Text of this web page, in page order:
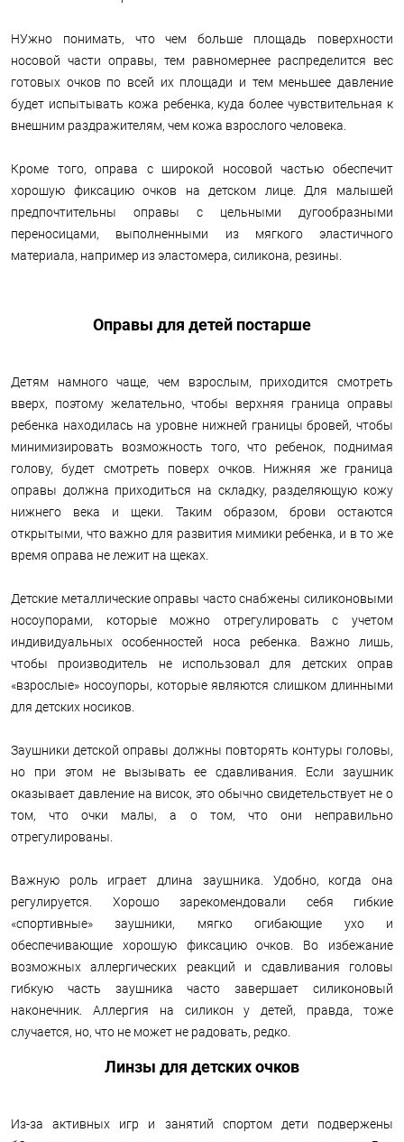
НУжно понимать, что чем больше площадь поверхности
носовой части оправы, тем равномернее распределится вес
готовых очков по всей их площади и тем меньшее давление
будет испытывать кожа ребенка, куда более чувствительная к
внешним раздражителям, чем кожа взрослого человека.
Кроме того, оправа с широкой носовой частью обеспечит
хорошую фиксацию очков на детском лице. Для малышей
предпочтительны оправы с цельными дугообразными
переносицами, выполненными из мягкого эластичного
материала, например из эластомера, силикона, резины.
Оправы для детей постарше
Детям намного чаще, чем взрослым, приходится смотреть
вверх, поэтому желательно, чтобы верхняя граница оправы
ребенка находилась на уровне нижней границы бровей, чтобы
минимизировать возможность того, что ребенок, поднимая
голову, будет смотреть поверх очков. Нижняя же граница
оправы должна приходиться на складку, разделяющую кожу
нижнего века и щеки. Таким образом, брови остаются
открытыми, что важно для развития мимики ребенка, и в то же
время оправа не лежит на щеках.
Детские металлические оправы часто снабжены силиконовыми
носоупорами, которые можно отрегулировать с учетом
индивидуальных особенностей носа ребенка. Важно лишь,
чтобы производитель не использовал для детских оправ
«взрослые» носоупоры, которые являются слишком длинными
для детских носиков.
Заушники детской оправы должны повторять контуры головы,
но при этом не вызывать ее сдавливания. Если заушник
оказывает давление на висок, это обычно свидетельствует не о
том, что очки малы, а о том, что они неправильно
отрегулированы.
Важную роль играет длина заушника. Удобно, когда она
регулируется. Хорошо зарекомендовали себя гибкие
«спортивные» заушники, мягко огибающие ухо и
обеспечивающие хорошую фиксацию очков. Во избежание
возможных аллергических реакций и сдавливания головы
гибкую часть заушника часто завершает силиконовый
наконечник. Аллергия на силикон у детей, правда, тоже
случается, но, что не может не радовать, редко.
Линзы для детских очков
Из-за активных игр и занятий спортом дети подвержены